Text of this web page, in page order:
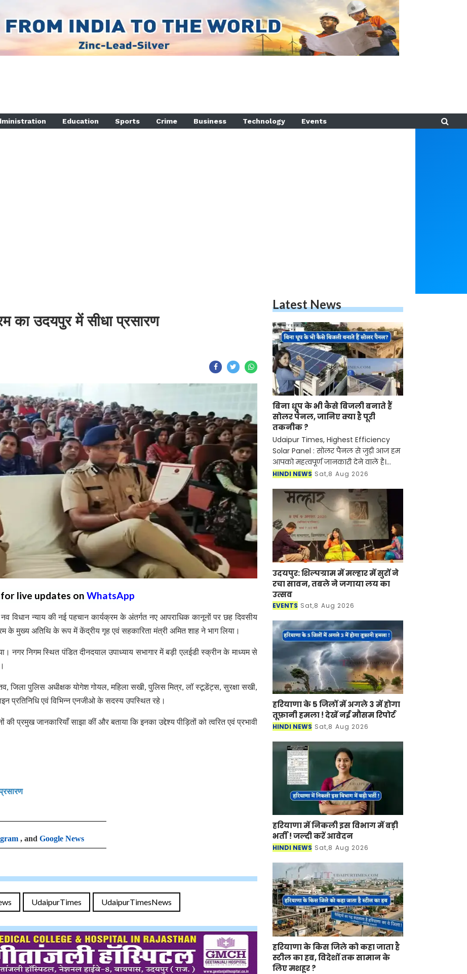
Education Sports Crime Business Technology Events
का उदयपुर में सीधा प्रसारण
live updates on WhatsApp
विधान न्याय की नई पहचान कार्यक्रम के अंतर्गत नए आपराधिक कानूनों पर छह दिवसीय
के मुख्य अतिथि के रूप में केंद्रीय गृह एवं सहकारिता मंत्री अमित शाह ने भाग लिया।
नगर निगम स्थित पंडित दीनदयाल उपाध्याय सभागार में बड़ी एलईडी स्क्रीन के माध्यम से
जिला पुलिस अधीक्षक योगेश गोयल, महिला सखी, पुलिस मित्र, लॉ स्टूडेंट्स, सुरक्षा सखी,
प्रतिनिधि एवं विभिन्न एनजीओ के सदस्य उपस्थित रहे।
प्रमुख जानकारियाँ साझा कीं और बताया कि इनका उद्देश्य पीड़ितों को त्वरित एवं प्रभावी
, and Google News
UdaipurTimes UdaipurTimesNews
Latest News
बिना धूप के भी कैसे बिजली बनाते हैं
सोलर पैनल, जानिए क्या है पूरी
तकनीक ?
Udaipur Times, Highest Efficiency
Solar Panel : सोलर पैनल से जुड़ी आज हम
आपको महत्वपूर्ण जानकारी देने वालें है।
आर्टिफिशियल इंटेलिजेंस (AI) और
Panel) के क्षेत्र
HINDI NEWS Sat,8 Aug 2026
उदयपुर: शिल्पग्राम में मल्हार में सुरों ने
रचा सावन, तबले ने जगाया लय का
उत्सव
EVENTS Sat,8 Aug 2026
हरियाणा के 5 जिलों में अगले 3 में होगा
तूफ़ानी हमला ! देखें नई मौसम रिपोर्ट
HINDI NEWS Sat,8 Aug 2026
हरियाणा में निकली इस विभाग में बड़ी
भर्ती ! जल्दी करें आवेदन
HINDI NEWS Sat,8 Aug 2026
हरियाणा के किस जिले को कहा जाता है
स्टील का हब, विदेशों तक सामान के
लिए मशहूर ?